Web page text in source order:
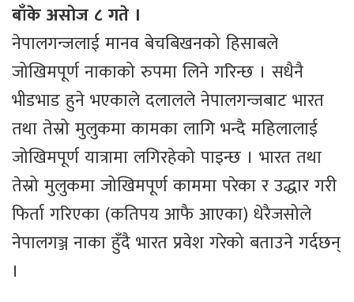
बाँके असोज ८ गते ।
नेपालगन्जलाई मानव बेचबिखनको हिसाबले
जोखिमपूर्ण नाकाको रुपमा लिने गरिन्छ । सधैनै
भीडभाड हुने भएकाले दलालले नेपालगन्जबाट भारत
तथा तेस्रो मुलुकमा कामका लागि भन्दै महिलालाई
जोखिमपूर्ण यात्रामा लगिरहेको पाइन्छ । भारत तथा
तेस्रो मुलुकमा जोखिमपूर्ण काममा परेका र उद्धार गरी
फिर्ता गरिएका (कतिपय आफै आएका) धेरैजसोले
नेपालगञ्ज नाका हुँदै भारत प्रवेश गरेको बताउने गर्दछन्
।